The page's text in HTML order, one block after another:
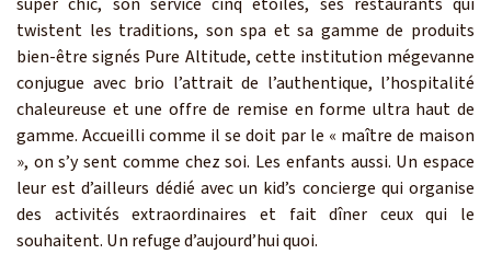
twistent les traditions, son spa et sa gamme de produits
bien-être signés Pure Altitude, cette institution mégevanne
conjugue avec brio l’attrait de l’authentique, l’hospitalité
chaleureuse et une offre de remise en forme ultra haut de
gamme. Accueilli comme il se doit par le « maître de maison
», on s’y sent comme chez soi. Les enfants aussi. Un espace
leur est d’ailleurs dédié avec un kid’s concierge qui organise
des activités extraordinaires et fait dîner ceux qui le
souhaitent. Un refuge d’aujourd’hui quoi.